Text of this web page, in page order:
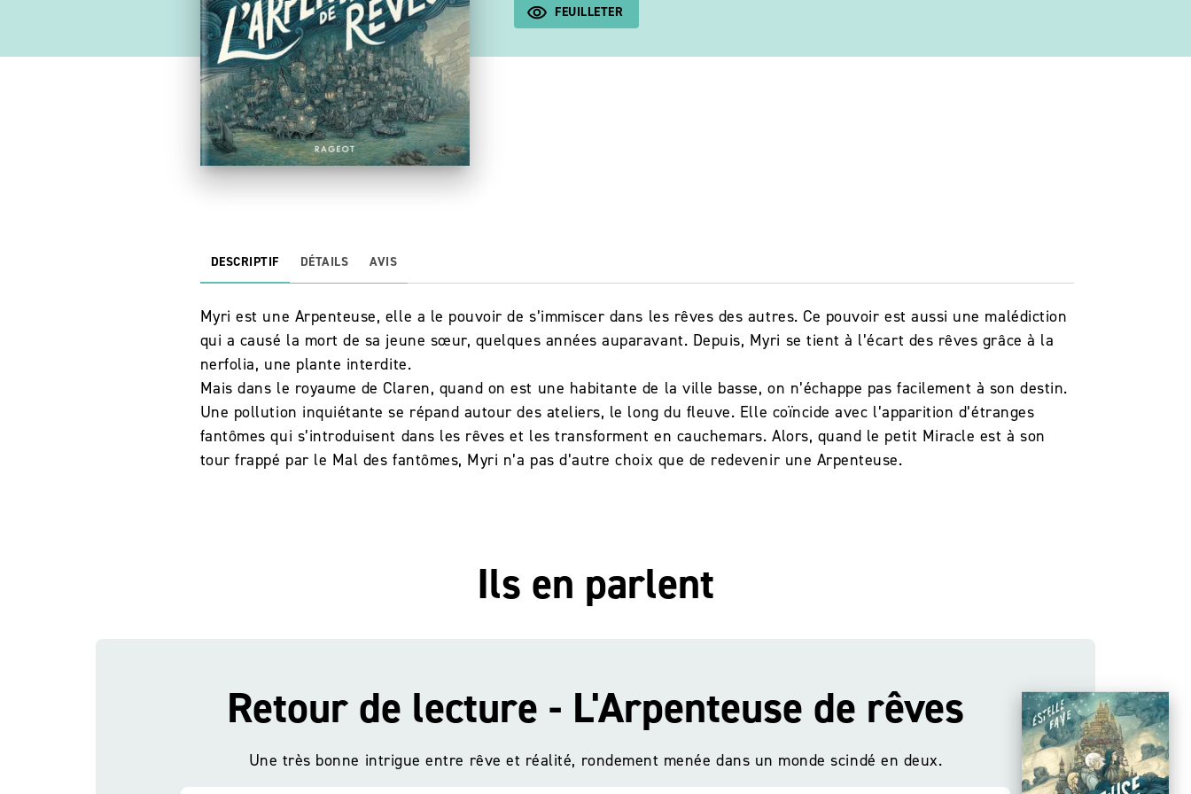
FEUILLETER
DESCRIPTIF DÉTAILS AVIS
Myri est une Arpenteuse, elle a le pouvoir de s’immiscer dans les rêves des autres. Ce pouvoir est aussi une malédiction
qui a causé la mort de sa jeune sœur, quelques années auparavant. Depuis, Myri se tient à l’écart des rêves grâce à la
nerfolia, une plante interdite.
Mais dans le royaume de Claren, quand on est une habitante de la ville basse, on n’échappe pas facilement à son destin.
Une pollution inquiétante se répand autour des ateliers, le long du fleuve. Elle coïncide avec l’apparition d’étranges
fantômes qui s’introduisent dans les rêves et les transforment en cauchemars. Alors, quand le petit Miracle est à son
tour frappé par le Mal des fantômes, Myri n’a pas d’autre choix que de redevenir une Arpenteuse.
Ils en parlent
Retour de lecture - L'Arpenteuse de rêves
Une très bonne intrigue entre rêve et réalité, rondement menée dans un monde scindé en deux.
Retour de lecture - L'Arpenteuse de rêves
Une très bonne intrigue entre rêve et réalité, rondement menée dans un monde scindé en deux.